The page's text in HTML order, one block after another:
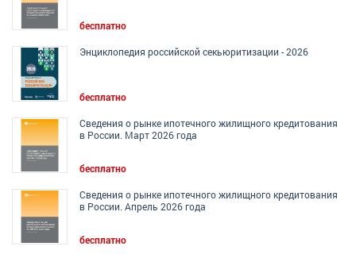
бесплатно
Энциклопедия российской секьюритизации - 2026
бесплатно
Сведения о рынке ипотечного жилищного кредитования
в России. Март 2026 года
бесплатно
Сведения о рынке ипотечного жилищного кредитования
в России. Апрель 2026 года
бесплатно